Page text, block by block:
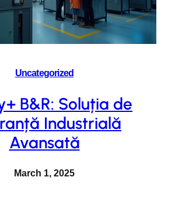
Uncategorized
B&R: Soluția de
Industrială
Avansată
March 1, 2025